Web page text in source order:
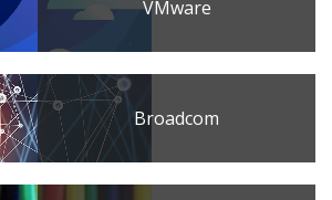
VMware
Broadcom